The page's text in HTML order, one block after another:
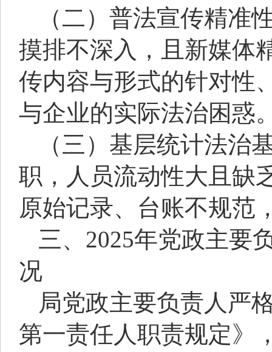
（二）普法宣传精准
摸排不深入，且新媒体
传内容与形式的针对性
与企业的实际法治困惑
（三）基层统计法治
职，人员流动性大且缺
原始记录、台账不规范
三、2025年党政主要
况
局党政主要负责人严
第一责任人职责规定》